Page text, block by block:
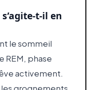
t-il en
le sommeil
REM, phase
activement.